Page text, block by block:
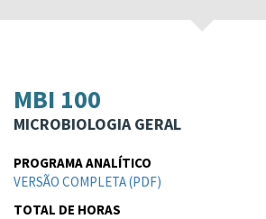
MBI 100
MICROBIOLOGIA GERAL
PROGRAMA ANALÍTICO
VERSÃO COMPLETA (PDF)
TOTAL DE HORAS